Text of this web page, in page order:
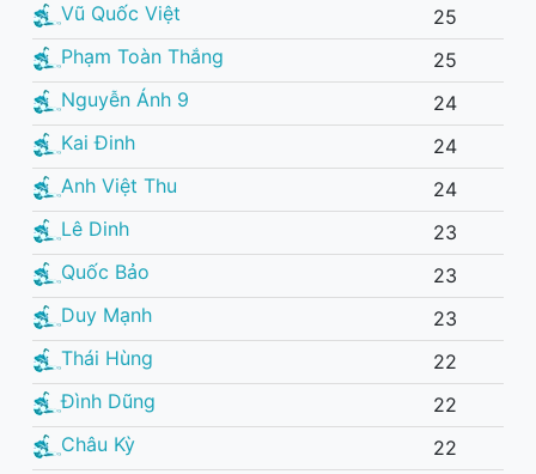
Vũ Quốc Việt
25
Phạm Toàn Thắng
25
Nguyễn Ánh 9
24
Kai Đinh
24
Anh Việt Thu
24
Lê Dinh
23
Quốc Bảo
23
Duy Mạnh
23
Thái Hùng
22
Đình Dũng
22
Châu Kỳ
22